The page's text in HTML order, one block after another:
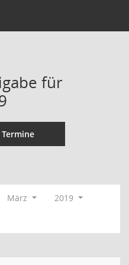
für
Termine
März
2019